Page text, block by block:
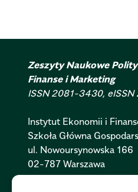
Zeszyty Naukowe
Finanse i Marketing
ISSN 2081-3430,
Instytut Ekonomii i
Szkoła Główna
ul. Nowoursynowska 166
02-787 Warszawa